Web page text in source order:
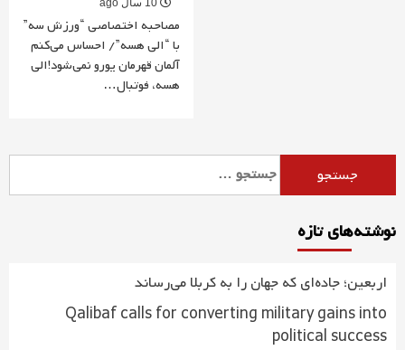
مصاحبه اختصاصی “ورزش سه”
با “الی هسه”/ احساس می‌کنم
آلمان قهرمان یورو نمی‌شود!الی
هسه، فوتبال…
برای:
نوشته‌های تازه
اربعین؛ جاده‌ای که جهان را به کربلا می‌رساند
Qalibaf calls for converting military gains into
political success